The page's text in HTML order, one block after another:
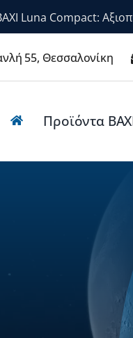
Luna Compact:
55, Θεσσαλονίκη
Προϊόντα